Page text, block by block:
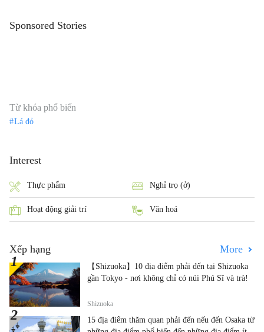
Sponsored Stories
Từ khóa phổ biến
Lá đỏ
Interest
Thực phẩm Nghỉ trọ (ở)
Hoạt động giải trí Văn hoá
Xếp hạng More
【Shizuoka】10 địa điểm phải đến tại Shizuoka
gần Tokyo - nơi không chỉ có núi Phú Sĩ và trà!
Shizuoka
15 địa điểm thăm quan phải đến nếu đến Osaka từ